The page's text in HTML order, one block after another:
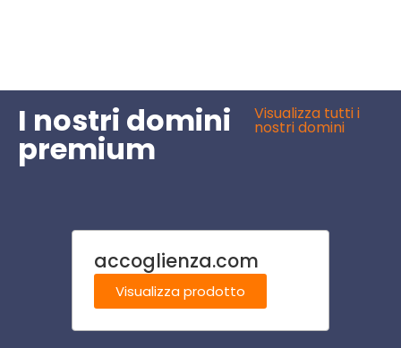
I nostri domini
premium
Visualizza tutti i
nostri domini
accoglienza.com
Visualizza prodotto